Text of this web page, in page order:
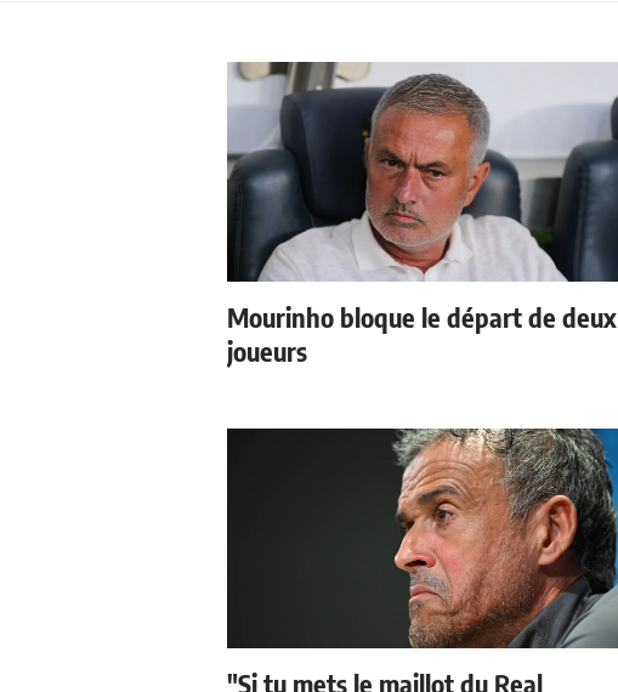
Mourinho bloque le départ de deux
joueurs
"Si tu mets le maillot du Real